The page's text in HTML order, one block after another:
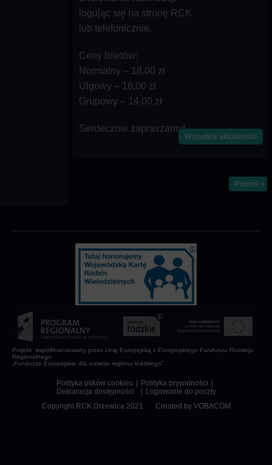
logując się na stronę RCK
lub telefonicznie.
Ceny biletów:
Normalny – 18,00 zł
Ulgowy – 16,00 zł
Grupowy – 14,00 zł
Serdecznie zapraszamy!
Wszystkie aktualności
Powrót
Projekt współfinansowany przez Unię Europejską z Europejskiego Funduszu Rozwoju
Regionalnego
„Fundusze Europejskie dla rozwoju regionu łódzkiego”.
Copyright RCK Drzewica 2021
Polityka plików cookies
Polityka prywatności
Deklaracja dostępności
Logowanie do poczty
Created by VOBACOM